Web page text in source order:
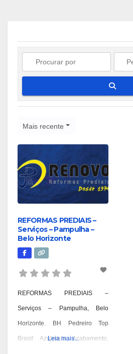
Mais recente
REFORMAS PREDIAIS –
Serviços – Pampulha –
Belo Horizonte
REFORMAS PREDIAIS –
Serviços – Pampulha, Belo
Horizonte. BH Pedreiro Top
Brasil: Azulejista, Acabamento,
Leia mais...